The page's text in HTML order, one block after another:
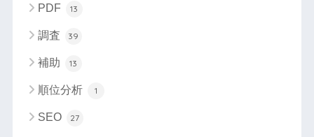
PDF 13
調査 39
補助 13
順位分析 1
SEO 27